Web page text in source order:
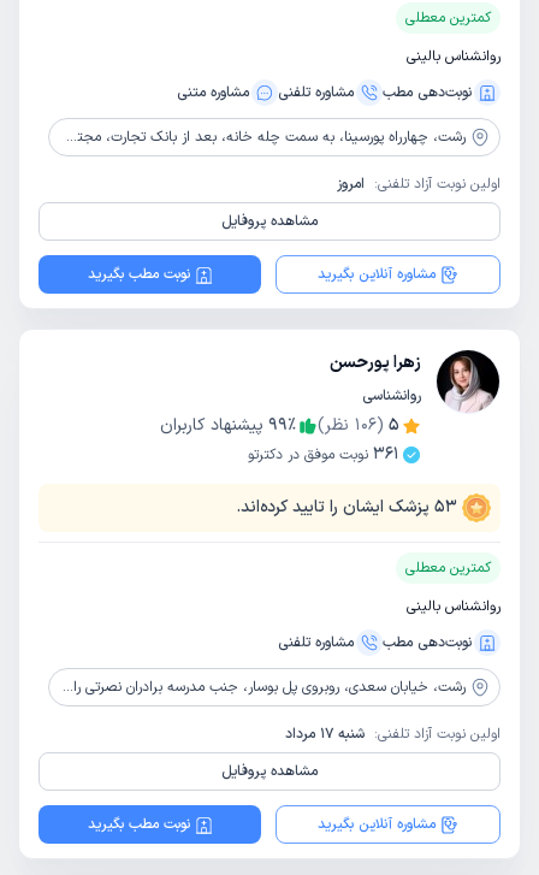
کمترین معطلی
روانشناس بالینی
نوبت‌دهی مطب
مشاوره‌ تلفنی مشاوره‌ متنی
رشت، چهارراه پورسینا، به سمت چله خانه، بعد از بانک تجارت، مجتمع ایرانیان، طبقه 5، واحد 20 و طبقه 7، واحد 26
اولین نوبت آزاد تلفنی: امروز
مشاهده پروفایل
مشاوره آنلاین بگیرید نوبت مطب بگیرید
زهرا پورحسن
روانشناسی
5
(
106 نظر) 99٪
پیشنهاد کاربران
361 نوبت موفق در دکترتو
53 پزشک ایشان را تایید کرده‌اند.
کمترین معطلی
روانشناس بالینی
نوبت‌دهی مطب
مشاوره‌ تلفنی
رشت، خیابان سعدی، روبروی پل بوسار، جنب مدرسه برادران نصرتی راد، کلینیک طرح واره نو
اولین نوبت آزاد تلفنی: شنبه 17 مرداد
مشاهده پروفایل
مشاوره آنلاین بگیرید نوبت مطب بگیرید